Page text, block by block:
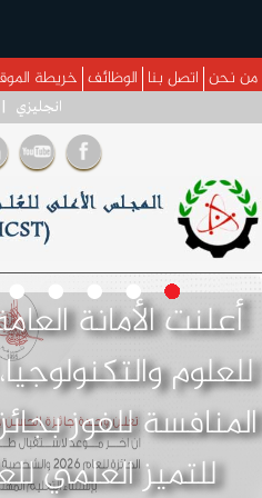
من نحن اتصل بنا الوظائف خريطة
انجليزي
أعلنت الأمانة
للعلوم
المنافسة للفوز